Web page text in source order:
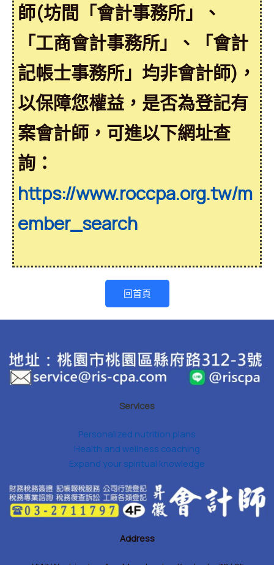
師(坊間「會計事務所」、
「工商會計事務所」、「會計
記帳士事務所」均非會計師)，
以保障您權益，是否為登記有
案會計師，可進以下網址查
詢：
https://www.roccpa.org.tw/m
ember_search
回首頁
Services
Personalized nutrition plans
Health and wellness coaching
Expand your spiritual knowledge
Address